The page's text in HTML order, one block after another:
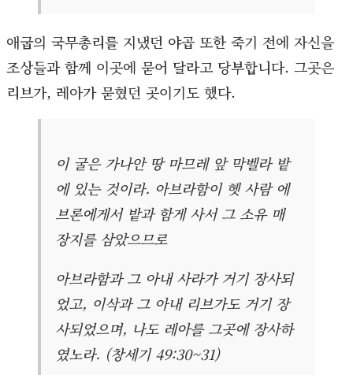
애굽의 국무총리를 지냈던 야곱 또한 죽기 전에 자신을
조상들과 함께 이곳에 묻어 달라고 당부합니다. 그곳은
리브가, 레아가 묻혔던 곳이기도 했다.
이 굴은 가나안 땅 마므레 앞 막벨라 밭
에 있는 것이라. 아브라함이 헷 사람 에
브론에게서 밭과 함게 사서 그 소유 매
장지를 삼았으므로
아브라함과 그 아내 사라가 거기 장사되
었고, 이삭과 그 아내 리브가도 거기 장
사되었으며, 나도 레아를 그곳에 장사하
였노라. (창세기 49:30~31)